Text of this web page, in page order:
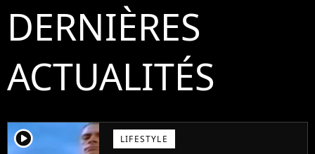
DERNIÈRES
ACTUALITÉS
player2 LIFESTYLE